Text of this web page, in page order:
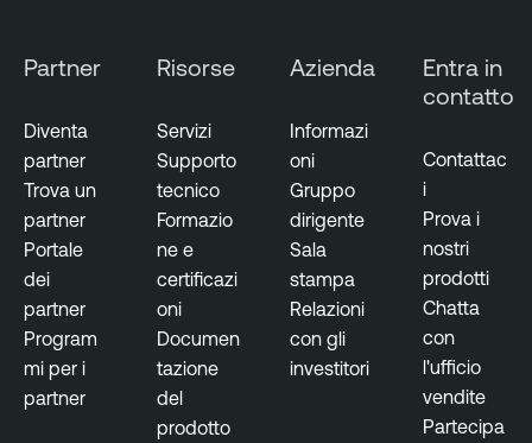
Partner
Diventa
partner
Trova un
partner
Portale
dei
partner
Program
mi per i
partner
Risorse
Servizi
Supporto
tecnico
Formazio
ne e
certificazi
oni
Documen
tazione
del
prodotto
Azienda
Informazi
oni
Gruppo
dirigente
Sala
stampa
Relazioni
con gli
investitori
Entra in
contatto
Contattac
i
Prova i
nostri
prodotti
Chatta
con
l'ufficio
vendite
Partecipa